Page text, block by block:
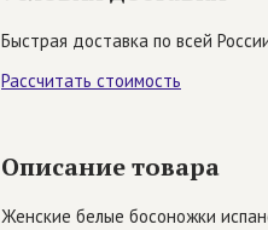
Быстрая доставка по всей
Рассчитать стоимость
Описание товара
Женские белые босоножки